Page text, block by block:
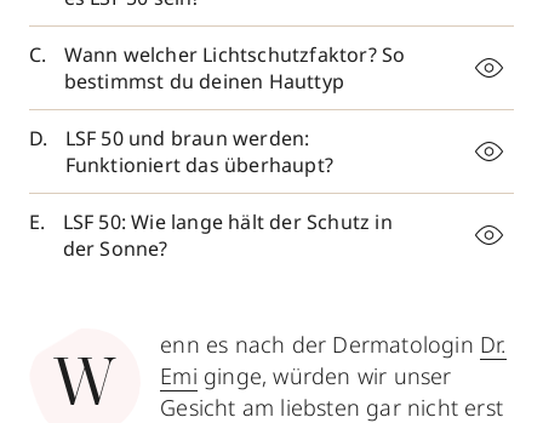
Wann welcher Lichtschutzfaktor? So
bestimmst du deinen Hauttyp
LSF 50 und braun werden:
Funktioniert das überhaupt?
LSF 50: Wie lange hält der Schutz in
der Sonne?
W
enn es nach der Dermatologin Dr.
Emi ginge, würden wir unser
Gesicht am liebsten gar nicht erst